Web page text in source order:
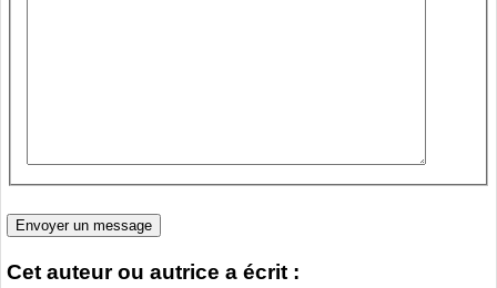
Cet auteur ou autrice a écrit :